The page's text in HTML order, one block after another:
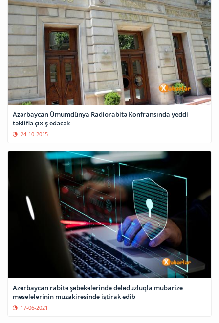
Azərbaycan Ümumdünya Radiorabitə Konfransında yeddi
təkliflə çıxış edəcək
24-10-2015
Azərbaycan rabitə şəbəkələrində dələduzluqla mübarizə
məsələlərinin müzakirəsində iştirak edib
17-06-2021